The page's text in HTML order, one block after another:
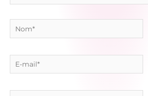
Nom*
E-
mail*